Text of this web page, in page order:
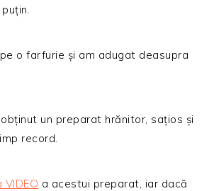
o farfurie și am adugat deasupra
un preparat hrănitor, sațios și
record.
a acestui preparat, iar dacă